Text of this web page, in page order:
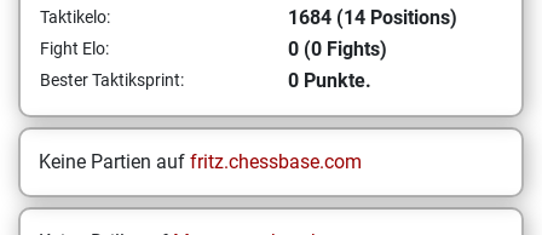
Taktikelo: 1684 (14 Positions)
Fight Elo: 0 (0 Fights)
Bester Taktiksprint: 0 Punkte.
Keine Partien auf fritz.chessbase.com